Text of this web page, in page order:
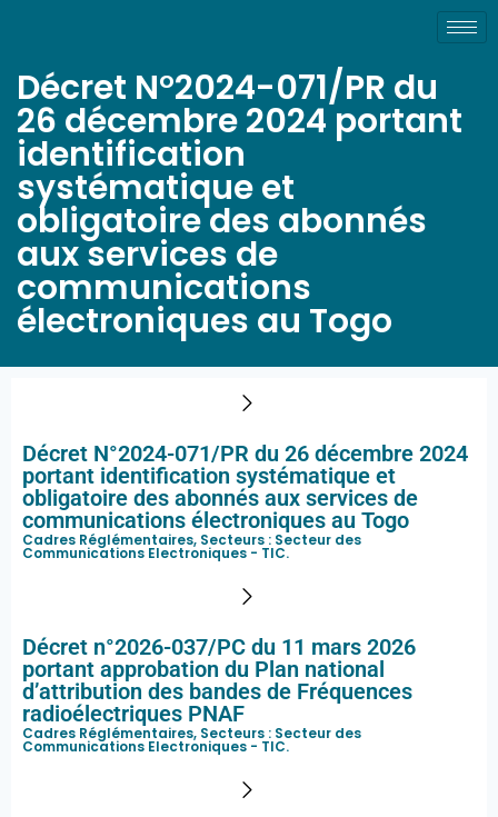
Décret N°2024-071/PR du
26 décembre 2024 portant
identification
systématique et
obligatoire des abonnés
aux services de
communications
électroniques au Togo
Décret N°2024-071/PR du 26 décembre 2024
portant identification systématique et
obligatoire des abonnés aux services de
communications électroniques au Togo
Cadres Réglémentaires, Secteurs : Secteur des
Communications Electroniques - TIC.
Décret n°2026-037/PC du 11 mars 2026
portant approbation du Plan national
d’attribution des bandes de Fréquences
radioélectriques PNAF
Cadres Réglémentaires, Secteurs : Secteur des
Communications Electroniques - TIC.